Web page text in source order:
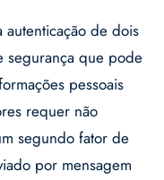
autenticação de dois
segurança que pode
pessoais
requer não
segundo fator de
por mensagem